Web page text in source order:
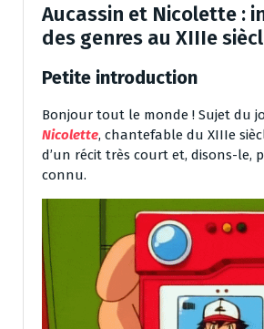
Aucassin et Nicolette :
des genres au XIIIe
Petite introduction
Bonjour tout le monde ! Sujet du
Nicolette, chantefable du XIIIe
d’un récit très court et, disons-le,
connu.